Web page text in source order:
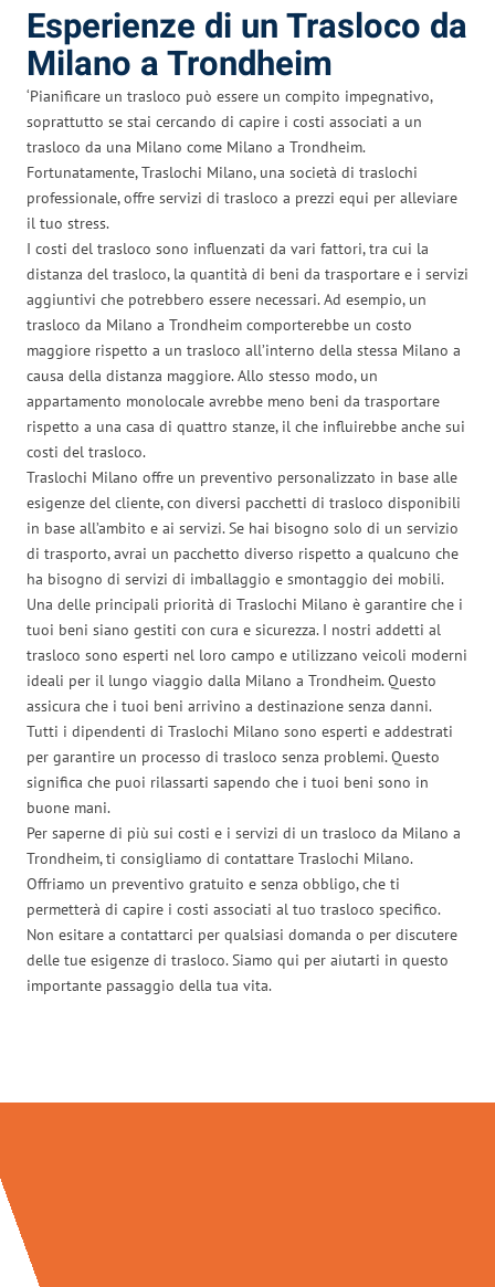
Esperienze di un Trasloco da
Milano a Trondheim
‘Pianificare un trasloco può essere un compito impegnativo,
soprattutto se stai cercando di capire i costi associati a un
trasloco da una Milano come Milano a Trondheim.
Fortunatamente, Traslochi Milano, una società di traslochi
professionale, offre servizi di trasloco a prezzi equi per alleviare
il tuo stress.
I costi del trasloco sono influenzati da vari fattori, tra cui la
distanza del trasloco, la quantità di beni da trasportare e i servizi
aggiuntivi che potrebbero essere necessari. Ad esempio, un
trasloco da Milano a Trondheim comporterebbe un costo
maggiore rispetto a un trasloco all’interno della stessa Milano a
causa della distanza maggiore. Allo stesso modo, un
appartamento monolocale avrebbe meno beni da trasportare
rispetto a una casa di quattro stanze, il che influirebbe anche sui
costi del trasloco.
Traslochi Milano offre un preventivo personalizzato in base alle
esigenze del cliente, con diversi pacchetti di trasloco disponibili
in base all’ambito e ai servizi. Se hai bisogno solo di un servizio
di trasporto, avrai un pacchetto diverso rispetto a qualcuno che
ha bisogno di servizi di imballaggio e smontaggio dei mobili.
Una delle principali priorità di Traslochi Milano è garantire che i
tuoi beni siano gestiti con cura e sicurezza. I nostri addetti al
trasloco sono esperti nel loro campo e utilizzano veicoli moderni
ideali per il lungo viaggio dalla Milano a Trondheim. Questo
assicura che i tuoi beni arrivino a destinazione senza danni.
Tutti i dipendenti di Traslochi Milano sono esperti e addestrati
per garantire un processo di trasloco senza problemi. Questo
significa che puoi rilassarti sapendo che i tuoi beni sono in
buone mani.
Per saperne di più sui costi e i servizi di un trasloco da Milano a
Trondheim, ti consigliamo di contattare Traslochi Milano.
Offriamo un preventivo gratuito e senza obbligo, che ti
permetterà di capire i costi associati al tuo trasloco specifico.
Non esitare a contattarci per qualsiasi domanda o per discutere
delle tue esigenze di trasloco. Siamo qui per aiutarti in questo
importante passaggio della tua vita.